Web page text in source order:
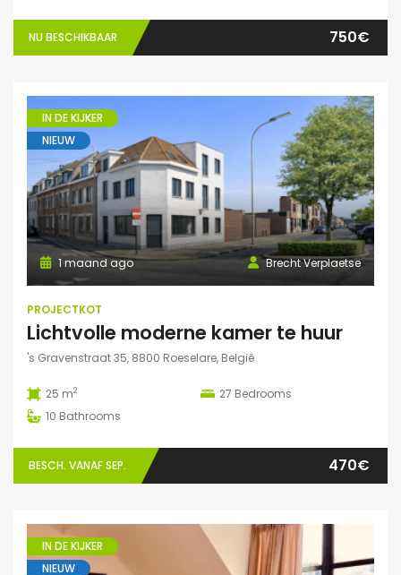
NU BESCHIKBAAR 750€
IN DE KIJKER
NIEUW
Brecht Verplaetse
1 maand ago
PROJECTKOT
Lichtvolle moderne kamer te huur
's Gravenstraat 35, 8800 Roeselare, België
25 m2 27 Bedrooms
10 Bathrooms
BESCH. VANAF SEP. 470€
IN DE KIJKER
NIEUW